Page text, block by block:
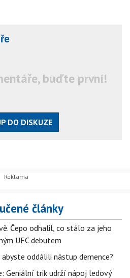
buďte první!
DO DISKUZE
články
Čepo odhalil, co stálo za jeho
UFC debutem
oddálili nástup demence?
Geniální trik udrží nápoj ledový